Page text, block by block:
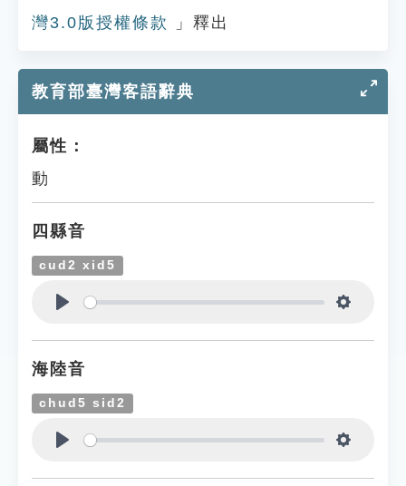
灣3.0版授權條款
」釋出
教育部臺灣客語辭典
屬性：
動
四縣音
cud2 xid5
海陸音
chud5 sid2